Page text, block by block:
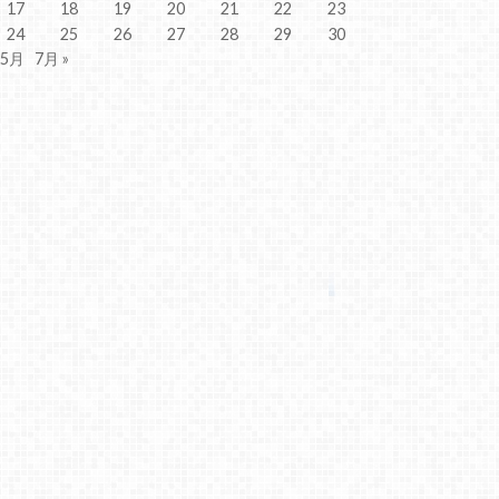
17 18 19 20 21 22
23
24
25 26 27 28 29
30
月
7月 »